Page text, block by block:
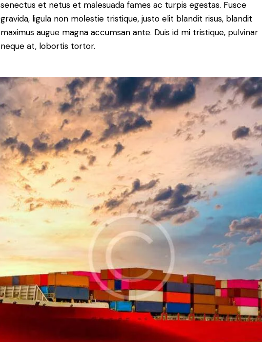
senectus et netus et malesuada fames ac turpis egestas. Fusce
gravida, ligula non molestie tristique, justo elit blandit risus, blandit
maximus augue magna accumsan ante. Duis id mi tristique, pulvinar
neque at, lobortis tortor.